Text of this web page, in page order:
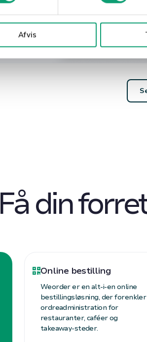
Afvis
Få din
Online bestilling
Weorder er en alt-i-en online
bestillingsløsning, der forenkler
ordreadministration for
restauranter, caféer og
takeaway-steder.